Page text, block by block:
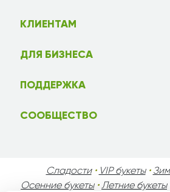
КЛИЕНТАМ
ДЛЯ БИЗНЕСА
ПОДДЕРЖКА
СООБЩЕСТВО
Сладости• VIP букеты•
Осенние букеты•Летние букеты